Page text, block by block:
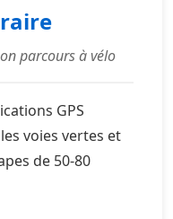
parcours à vélo
GPS
voies vertes et
de 50-80